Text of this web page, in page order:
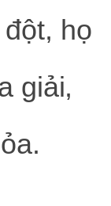
họ
giải,